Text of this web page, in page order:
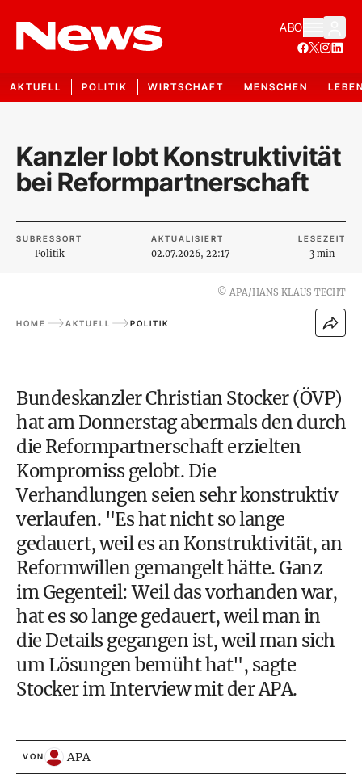
ABO
AKTUELL POLITIK WIRTSCHAFT MENSCHEN
Kanzler lobt Konstruktivität
bei Reformpartnerschaft
SUBRESSORT
Politik
AKTUALISIERT
02.07.2026, 22:17
LESEZEIT
3 min
© APA/HANS KLAUS TECHT
HOME AKTUELL POLITIK
Bundeskanzler Christian Stocker (ÖVP)
hat am Donnerstag abermals den durch
die Reformpartnerschaft erzielten
Kompromiss gelobt. Die
Verhandlungen seien sehr konstruktiv
verlaufen. "Es hat nicht so lange
gedauert, weil es an Konstruktivität, an
Reformwillen gemangelt hätte. Ganz
im Gegenteil: Weil das vorhanden war,
hat es so lange gedauert, weil man in
die Details gegangen ist, weil man sich
um Lösungen bemüht hat", sagte
Stocker im Interview mit der APA.
VON APA